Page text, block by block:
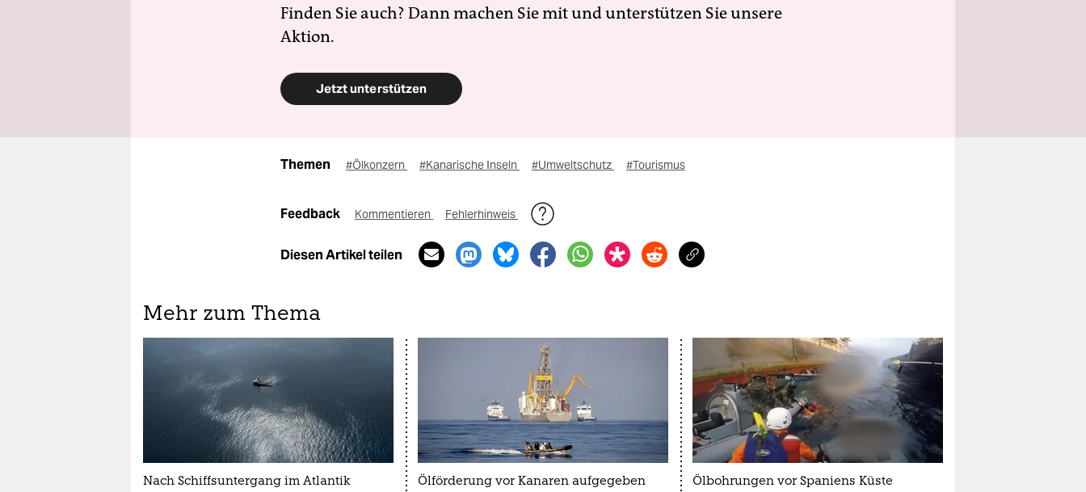
Finden Sie auch? Dann machen Sie mit und unterstützen Sie unsere
Aktion.
Jetzt unterstützen
Themen #Ölkonzern #Kanarische Inseln #Umweltschutz #Tourismus
Feedback Kommentieren Fehlerhinweis
Diesen Artikel teilen
Mehr zum Thema
Nach Schiffsuntergang im Atlantik Ölförderung vor Kanaren aufgegeben Ölbohrungen vor Spaniens Küste